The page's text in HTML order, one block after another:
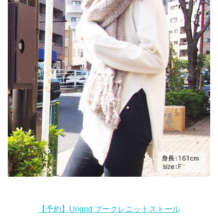
【予約】Ungrid ブークレニットストール